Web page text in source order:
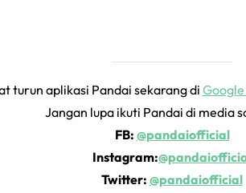
turun aplikasi Pandai sekarang di
Jangan lupa ikuti Pandai di media
FB: @pandaiofficial
Instagram:
Twitter: @pandaiofficial